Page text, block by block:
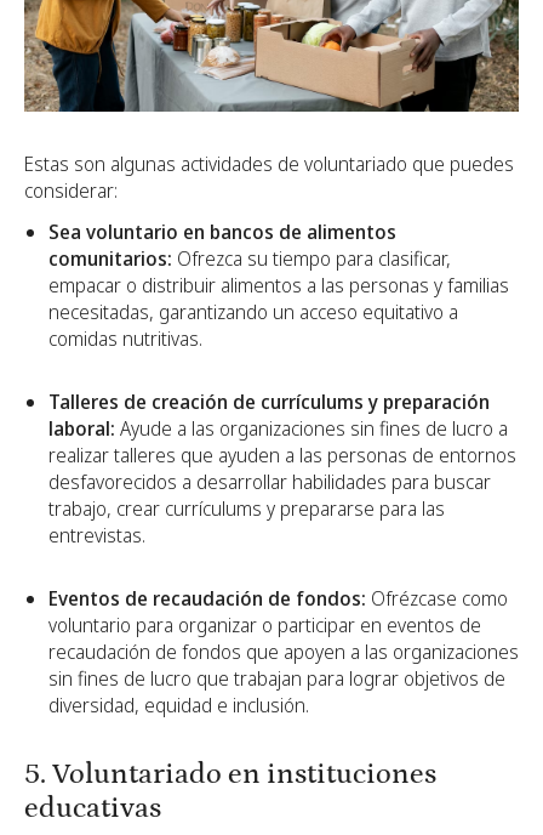
Estas son algunas actividades de voluntariado que puedes
considerar:
Sea voluntario en bancos de alimentos
comunitarios: Ofrezca su tiempo para clasificar,
empacar o distribuir alimentos a las personas y familias
necesitadas, garantizando un acceso equitativo a
comidas nutritivas.
Talleres de creación de currículums y preparación
laboral: Ayude a las organizaciones sin fines de lucro a
realizar talleres que ayuden a las personas de entornos
desfavorecidos a desarrollar habilidades para buscar
trabajo, crear currículums y prepararse para las
entrevistas.
Eventos de recaudación de fondos: Ofrézcase como
voluntario para organizar o participar en eventos de
recaudación de fondos que apoyen a las organizaciones
sin fines de lucro que trabajan para lograr objetivos de
diversidad, equidad e inclusión.
5. Voluntariado en instituciones
educativas